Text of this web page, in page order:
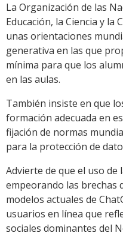
La Organización de las
Educación, la Ciencia y
unas orientaciones
generativa en las que
mínima para que los
en las aulas.
También insiste en que
formación adecuada en
fijación de normas
para la protección de
Advierte de que el uso de
empeorando las brechas
modelos actuales de
usuarios en línea que
sociales dominantes del